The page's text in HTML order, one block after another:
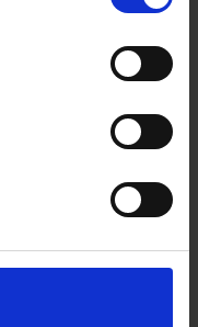
fleste af deres
nye
krav
S-
den nye